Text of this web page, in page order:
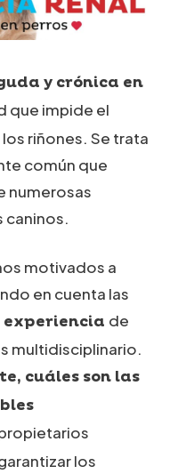
y crónica en
que impide el
riñones. Se trata
común que
numerosas
caninos.
motivados a
en cuenta las
experiencia de
multidisciplinario.
cuáles son las
los